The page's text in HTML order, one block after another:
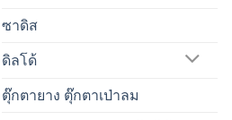
ซาดิส
ดิลโด้
ตุ๊กตายาง ตุ๊กตาเป่าลม